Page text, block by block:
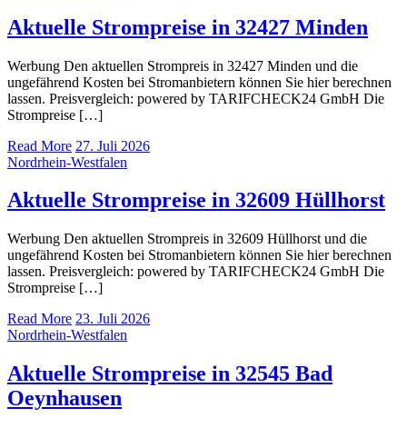
Aktuelle Strompreise in 32427 Minden
Werbung Den aktuellen Strompreis in 32427 Minden und die
ungefährend Kosten bei Stromanbietern können Sie hier berechnen
lassen. Preisvergleich: powered by TARIFCHECK24 GmbH Die
Strompreise […]
Read More 27. Juli 2026
Nordrhein-Westfalen
Aktuelle Strompreise in 32609 Hüllhorst
Werbung Den aktuellen Strompreis in 32609 Hüllhorst und die
ungefährend Kosten bei Stromanbietern können Sie hier berechnen
lassen. Preisvergleich: powered by TARIFCHECK24 GmbH Die
Strompreise […]
Read More 23. Juli 2026
Nordrhein-Westfalen
Aktuelle Strompreise in 32545 Bad
Oeynhausen